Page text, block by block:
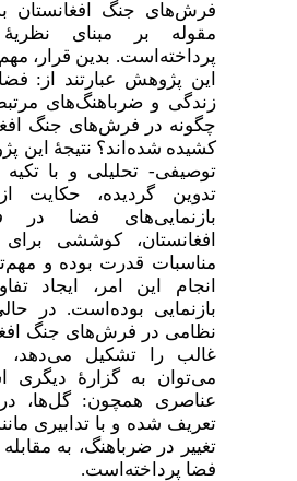
فرش‌های جنگ افغانستان
مقوله بر مبنای نظریۀ
پرداخته‌است. بدین قرار،
این پژوهش عبارتند از:
زندگی و ضرباهنگ‌های مرتبط
چگونه در فرش‌های جنگ
کشیده شده‌اند؟ نتیجۀ این
توصیفی- تحلیلی و با تکیه
تدوین گردیده، حکایت
بازنمایی‌های فضا در
افغانستان، کوششی برای
مناسبات قدرت بوده و
انجام این امر، ایجاد
بازنمایی‌ بوده‌است. در
نظامی در فرش‌های جنگ
غالب را تشکیل می‌دهد،
می‌توان به گزارۀ دیگری
عناصری همچون: گل‌ها،
تعریف شده و با تدابیری
تغییر در ضرباهنگ،به مقابله
فضا پرداخته‌است.